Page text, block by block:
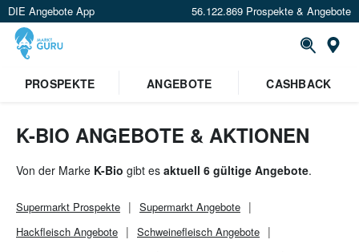
DIE Angebote App 56.122.869 Prospekte & Angebote
PROSPEKTE ANGEBOTE CASHBACK
K-BIO ANGEBOTE & AKTIONEN
Von der Marke K-Bio gibt es aktuell 6 gültige Angebote.
Supermarkt Prospekte Supermarkt Angebote
Hackfleisch Angebote
Schweinefleisch Angebote